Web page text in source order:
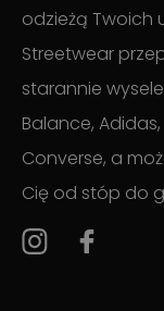
odzieżą Twoich
Streetwear
starannie
Balance, Adidas,
Converse, a
Cię od stóp do